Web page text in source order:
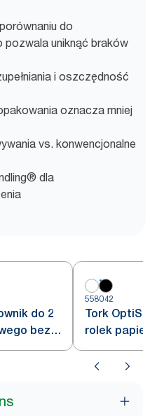
do
pozwala uniknąć braków
i oszczędność
oznacza mniej
vs. konwencjonalne
dla
do 2
bez
558042
Tork
rolek
gilzy czarny